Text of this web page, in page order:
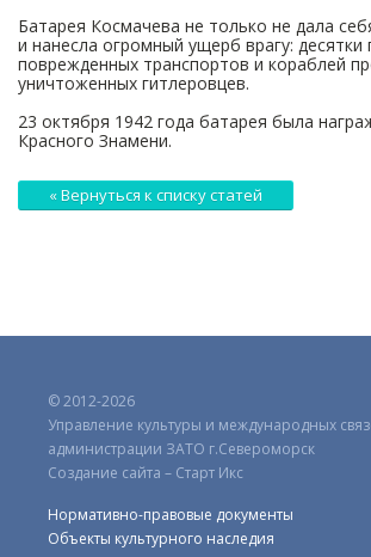
Батарея Космачева не только не дала
и нанесла огромный ущерб врагу: десятки
поврежденных транспортов и кораблей
уничтоженных гитлеровцев.
23 октября 1942 года батарея была
Красного Знамени.
« Вернуться к списку статей
© 2012-2026
Управление культуры и международных
администрации ЗАТО г.Североморск
Создание сайта – Старт Икс
Нормативно-правовые документы
Объекты культурного наследия